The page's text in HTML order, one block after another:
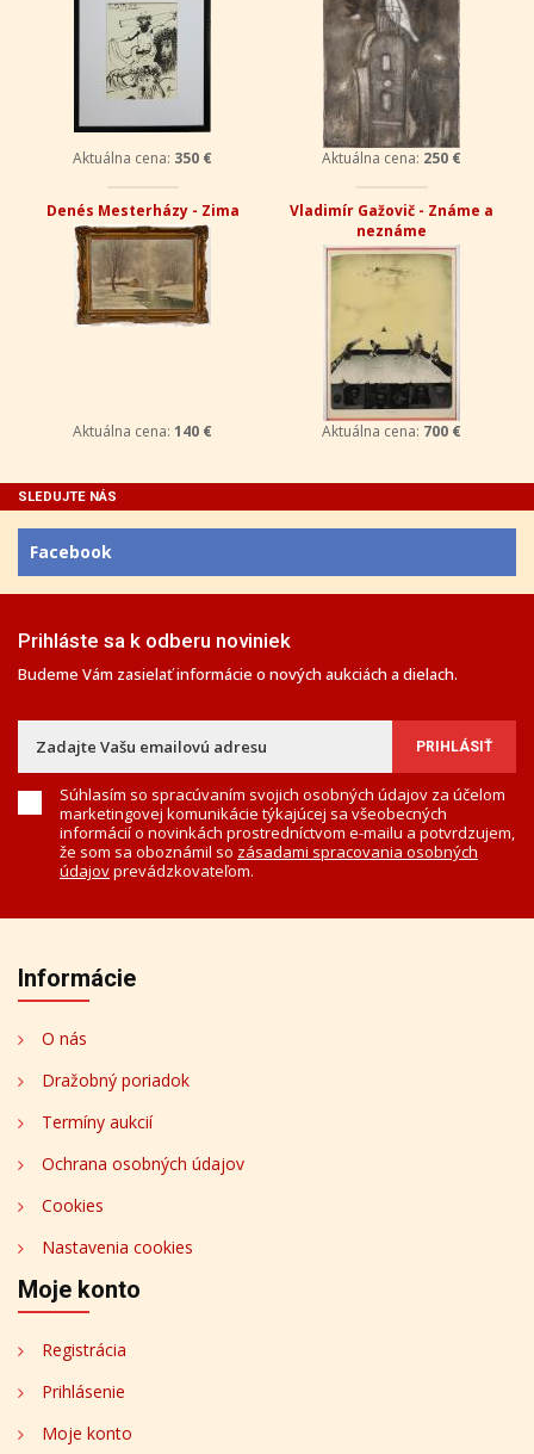
Aktuálna cena: 350 € Aktuálna cena: 250 €
Denés Mesterházy - Zima
Aktuálna cena: 140 €
Vladimír Gažovič - Známe a
neznáme
Aktuálna cena: 700 €
SLEDUJTE NÁS
Facebook
Prihláste sa k odberu noviniek
Budeme Vám zasielať informácie o nových aukciách a dielach.
Súhlasím so spracúvaním svojich osobných údajov za účelom
marketingovej komunikácie týkajúcej sa všeobecných
informácií o novinkách prostredníctvom e-mailu a potvrdzujem,
že som sa oboznámil so zásadami spracovania osobných
údajovprevádzkovateľom.
Informácie
O nás
Dražobný poriadok
Termíny aukcií
Ochrana osobných údajov
Cookies
Nastavenia cookies
Moje konto
Registrácia
Prihlásenie
Moje konto